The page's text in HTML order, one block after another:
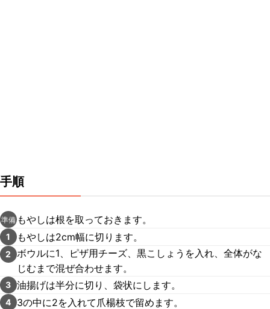
手順
準備 もやしは根を取っておきます。
1 もやしは2cm幅に切ります。
2
ボウルに1、ピザ用チーズ、黒こしょうを入れ、全体がな
じむまで混ぜ合わせます。
3 油揚げは半分に切り、袋状にします。
4 3の中に2を入れて爪楊枝で留めます。